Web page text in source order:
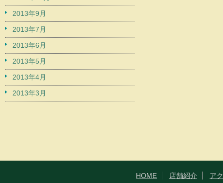
2013年9月
2013年7月
2013年6月
2013年5月
2013年4月
2013年3月
HOME 店舗紹介
ア